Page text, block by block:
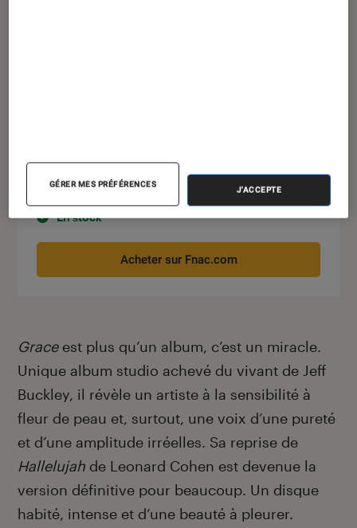
Grace
À partir de 18€
En stock
Acheter sur Fnac.com
Graceest plus qu’un album, c’est un miracle.
Unique album studio achevé du vivant de Jeff
Buckley, il révèle un artiste à la sensibilité à
fleur de peau et, surtout, une voix d’une pureté
et d’une amplitude irréelles. Sa reprise de
Hallelujah de Leonard Cohen est devenue la
version définitive pour beaucoup. Un disque
habité, intense et d’une beauté à pleurer.
GÉRER MES PRÉFÉRENCES
J'ACCEPTE